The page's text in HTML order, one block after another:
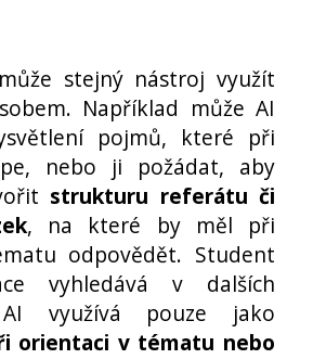
stejný nástroj využít
Například může AI
pojmů, které při
nebo ji požádat, aby
strukturu referátu či
, na které by měl při
odpovědět. Student
vyhledává v dalších
využívá pouze jako
orientaci v tématu nebo